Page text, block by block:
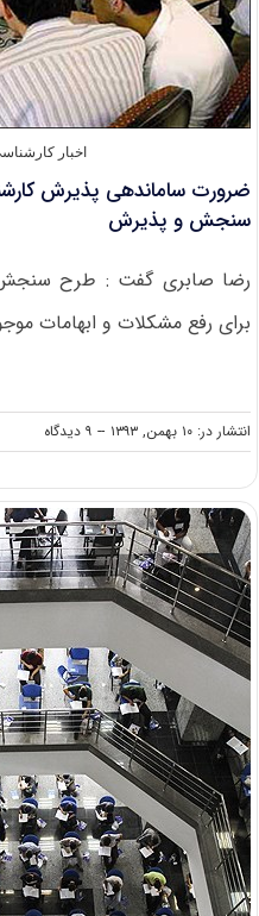
آزمون
ارشد
۹۴
اخبار
ضرورت ساماندهی پذیرش
سنجش و پذیرش
رضا صابری گفت : طرح
برای رفع مشکلات و ابهامات
انتشار در: ۱۰ بهمن, ۱۳۹۳ -- ۹ دیدگاه
on
ضرورت
پذیرش
ارشد
بر
اساس
و
پذیرش